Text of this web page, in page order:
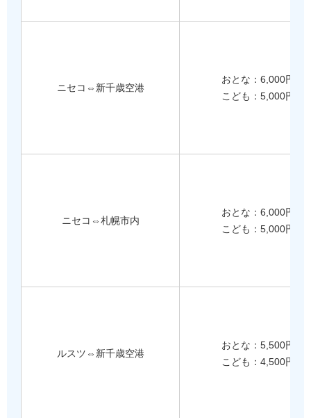
ニセコ⇔新千歳空港
おとな：6,000円
こども：5,000円
ニセコ⇔札幌市内
おとな：6,000円
こども：5,000円
ルスツ⇔新千歳空港
おとな：5,500円
こども：4,500円